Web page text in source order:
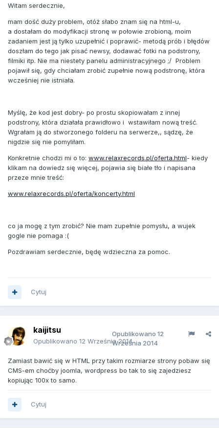
Witam serdecznie,
mam dość duży problem, otóż słabo znam się na html-u,
a dostałam do modyfikacji stronę w połowie zrobioną, moim
zadaniem jest ją tylko uzupełnić i poprawić- metodą prób i błędów
doszłam do tego jak pisać newsy, dodawać fotki na podstrony,
filmiki itp. Nie ma niestety panelu administracyjnego ;/ Problem
pojawił się, gdy chciałam zrobić zupełnie nową podstronę, która
wcześniej nie istniała.
Myślę, że kod jest dobry- po prostu skopiowałam z innej
podstrony, która działała prawidłowo i wstawiłam nową treść.
Wgrałam ją do stworzonego folderu na serwerze,, sądzę, że
nigdzie się nie pomyliłam.
Konkretnie chodzi mi o to: www.relaxrecords.pl/oferta.html- kiedy
klikam na dowiedz się więcej, pojawia się białe tło i napisana
przeze mnie treść:
www.relaxrecords.pl/oferta/koncerty.html
co ja mogę z tym zrobić? Nie mam zupełnie pomysłu, a wujek
gogle nie pomaga :(
Pozdrawiam serdecznie, będę wdzieczna za pomoc.
Cytuj
kaijitsu
Opublikowano 12 Września 2014
Opublikowano 12
Września 2014
Zamiast bawić się w HTML przy takim rozmiarze strony pobaw się
CMS-em choćby joomla, wordpress bo tak to się zajedziesz
kopiując 100x to samo.
Cytuj